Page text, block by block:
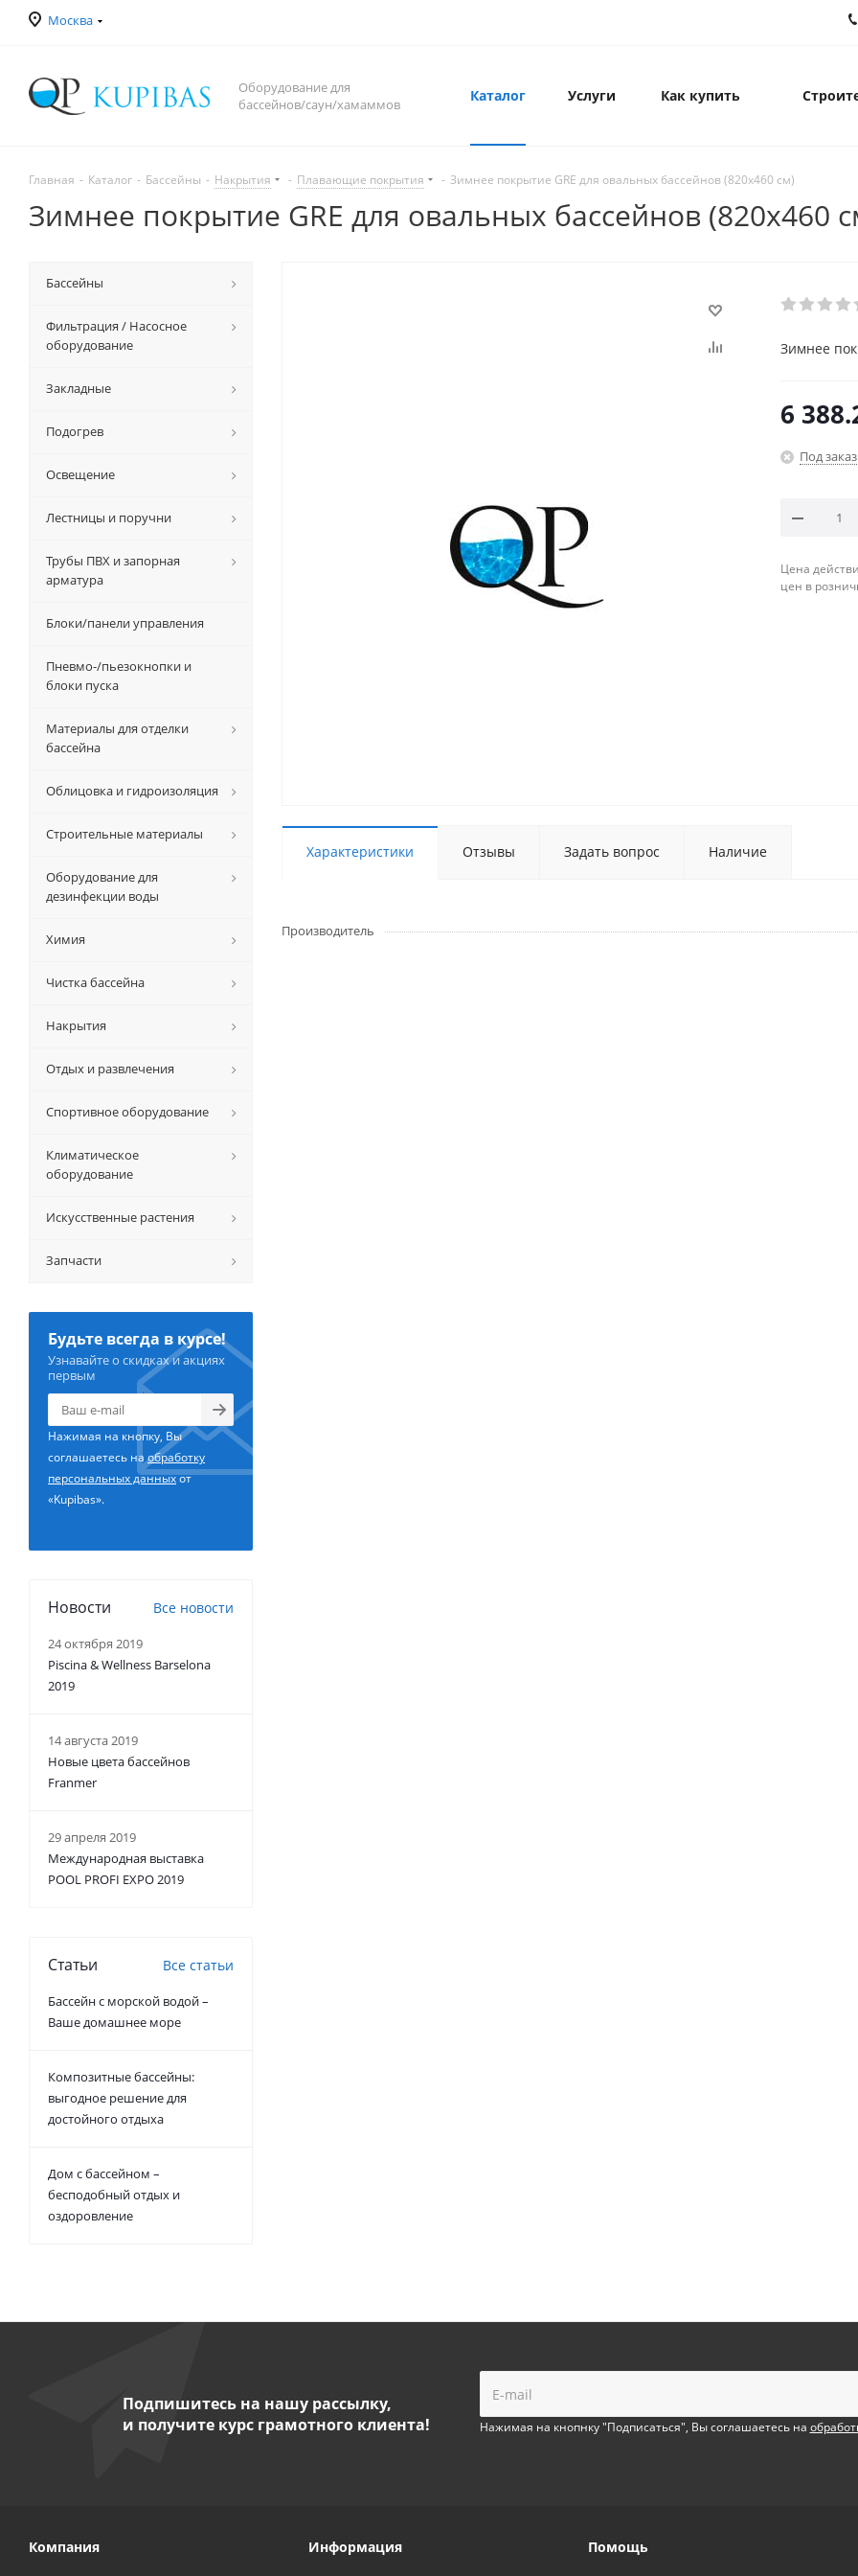
Москва
Оборудование для
бассейнов/саун/хамаммов
Каталог Услуги Как купить
Главная - Каталог - Бассейны - Накрытия - Плавающие покрытия - Зимнее покрытие GRE для овальных бассейнов (820х460 см)
Зимнее покрытие GRE для овальных бассейнов (820х460
Зимнее
6
Под заказ
Цена
цен в
Характеристики Отзывы Задать вопрос Наличие
Производитель
Бассейны
Фильтрация / Насосное
оборудование
Закладные
Подогрев
Освещение
Лестницы и поручни
Трубы ПВХ и запорная
арматура
Блоки/панели управления
Пневмо-/пьезокнопки и
блоки пуска
Материалы для отделки
бассейна
Облицовка и гидроизоляция
Строительные материалы
Оборудование для
дезинфекции воды
Химия
Чистка бассейна
Накрытия
Отдых и развлечения
Спортивное оборудование
Климатическое
оборудование
Искусственные растения
Запчасти
Будьте всегда в курсе!
Узнавайте о скидках и акциях
первым
Нажимая на кнопку, Вы
соглашаетесь наобработку
персональных данныхот
«Kupibas».
Новости Все новости
24 октября 2019
Piscina & Wellness Barselona
2019
14 августа 2019
Новые цвета бассейнов
Franmer
29 апреля 2019
Международная выставка
POOL PROFI EXPO 2019
Статьи Все статьи
Бассейн с морской водой –
Ваше домашнее море
Композитные бассейны:
выгодное решение для
достойного отдыха
Дом с бассейном –
бесподобный отдых и
оздоровление
Подпишитесь на нашу рассылку,
и получите курс грамотного клиента!
Нажимая на кнопнку "Подписаться", Вы соглашаетесь на
Компания Информация Помощь